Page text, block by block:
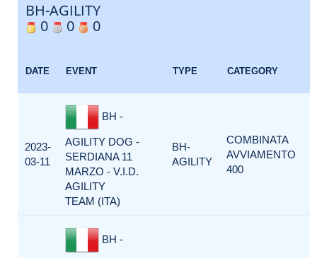
BH-AGILITY
0
0 0
DATE EVENT TYPE CATEGORY
2023-
03-11
BH -
AGILITY DOG -
SERDIANA 11
MARZO - V.I.D.
AGILITY
TEAM (ITA)
BH-
AGILITY
COMBINATA
AVVIAMENTO
400
BH -